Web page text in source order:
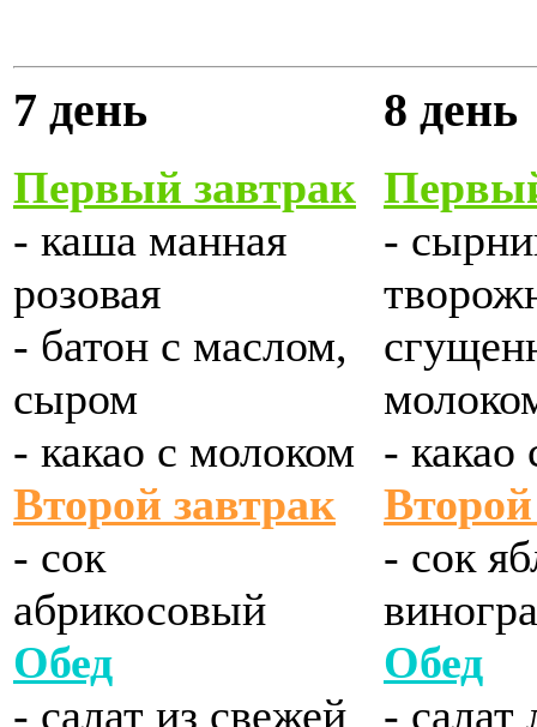
7 день
Первый завтрак
- каша манная
розовая
- батон с маслом,
сыром
- какао с молоком
Второй завтрак
- сок
абрикосовый
Обед
- салат из свежей
8 день
-
- какао
- сок
Обед
- салат